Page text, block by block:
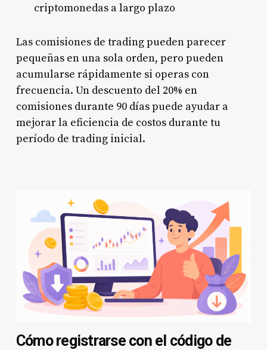
criptomonedas a largo plazo
Las comisiones de trading pueden parecer
pequeñas en una sola orden, pero pueden
acumularse rápidamente si operas con
frecuencia. Un descuento del 20% en
comisiones durante 90 días puede ayudar a
mejorar la eficiencia de costos durante tu
período de trading inicial.
Cómo registrarse con el código de